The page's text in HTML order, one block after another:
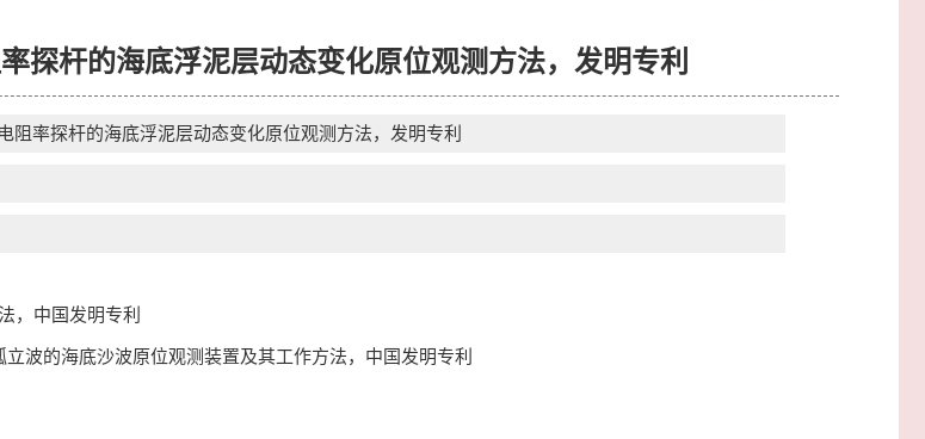
探杆的海底浮泥层动态变化原位观测方法，发明专利
阻率探杆的海底浮泥层动态变化原位观测方法，发明专利
，中国发明专利
波的海底沙波原位观测装置及其工作方法，中国发明专利